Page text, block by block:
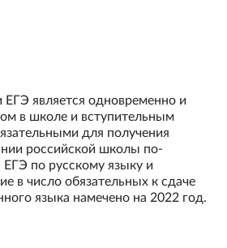
является одновременно и
в школе и вступительным
для получения
российской школы по-
по русскому языку и
в число обязательных к сдаче
языка намечено на 2022 год.